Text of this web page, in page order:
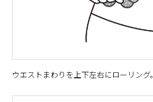
ウエストまわりを上下左右にローリング。